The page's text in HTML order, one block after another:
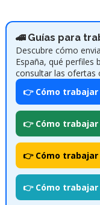
🚄 Guías para
Descubre cómo
España, qué perfiles
consultar las ofertas
👉 Cómo trabajar
👉 Cómo
👉 Cómo trabajar
👉 Cómo trabajar